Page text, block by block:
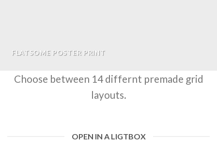
FLATSOME POSTER PRINT
Choose between 14 differnt premade grid
layouts.
OPEN IN A LIGTBOX